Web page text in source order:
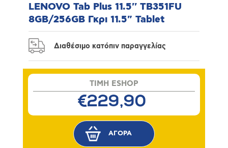
LENOVO Tab Plus 11.5'' TB351FU
8GB/256GB Γκρι 11.5" Tablet
Διαθέσιμο κατόπιν παραγγελίας
TIMH ESHOP
€229,90